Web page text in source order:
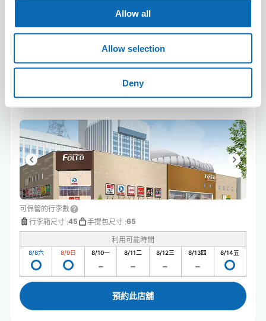
Allow all
Allow selection
Deny
Sports club NAS osakadome-city
从Dome-mae站步行6分钟。
10:00〜22:00
5.0★★★★★
★★★★★16 則評論
可保管的行李數
行李箱尺寸 :45 手提包尺寸 :65
利用可能時間
8/8六 8/9日 8/10一 8/11二 8/12三 8/13四 8/14五
預約此店舖